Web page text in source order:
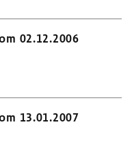
02.12.2006
13.01.2007